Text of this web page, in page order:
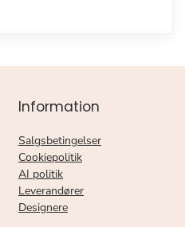
Information
Salgsbetingelser
Cookiepolitik
AI politik
Leverandører
Designere